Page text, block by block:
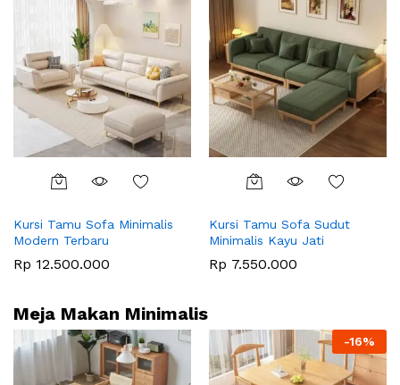
Kursi Tamu Sofa Minimalis
Modern Terbaru
Rp 12.500.000
Kursi Tamu Sofa Sudut
Minimalis Kayu Jati
Rp 7.550.000
Meja Makan Minimalis
-16%